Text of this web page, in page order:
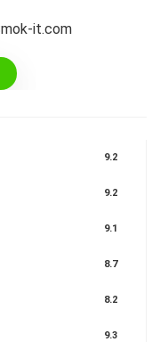
smok-it.com
9.2
9.2
9.1
8.7
8.2
9.3